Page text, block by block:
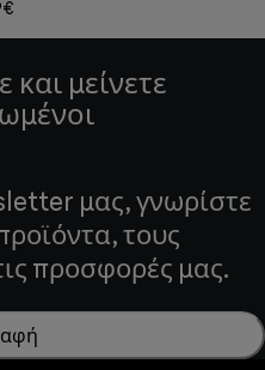
και μείνετε
μας, γνωρίστε
τους
προσφορές μας.